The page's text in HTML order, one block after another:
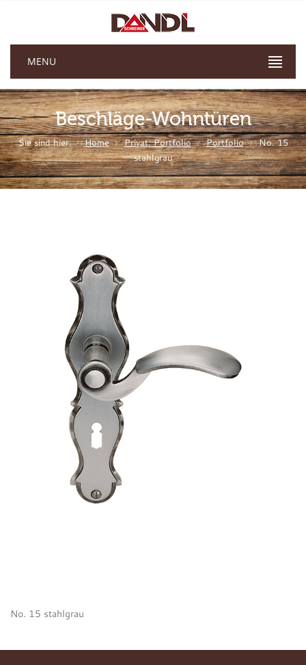
MENU
Beschläge-Wohntüren
Sie sind hier: Home / Privat: Portfolio / Portfolio /
No. 15
stahlgrau
No. 15 stahlgrau